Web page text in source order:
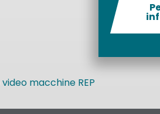
dei
in LSR